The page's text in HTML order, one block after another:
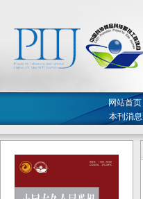
网站首页
本刊消息